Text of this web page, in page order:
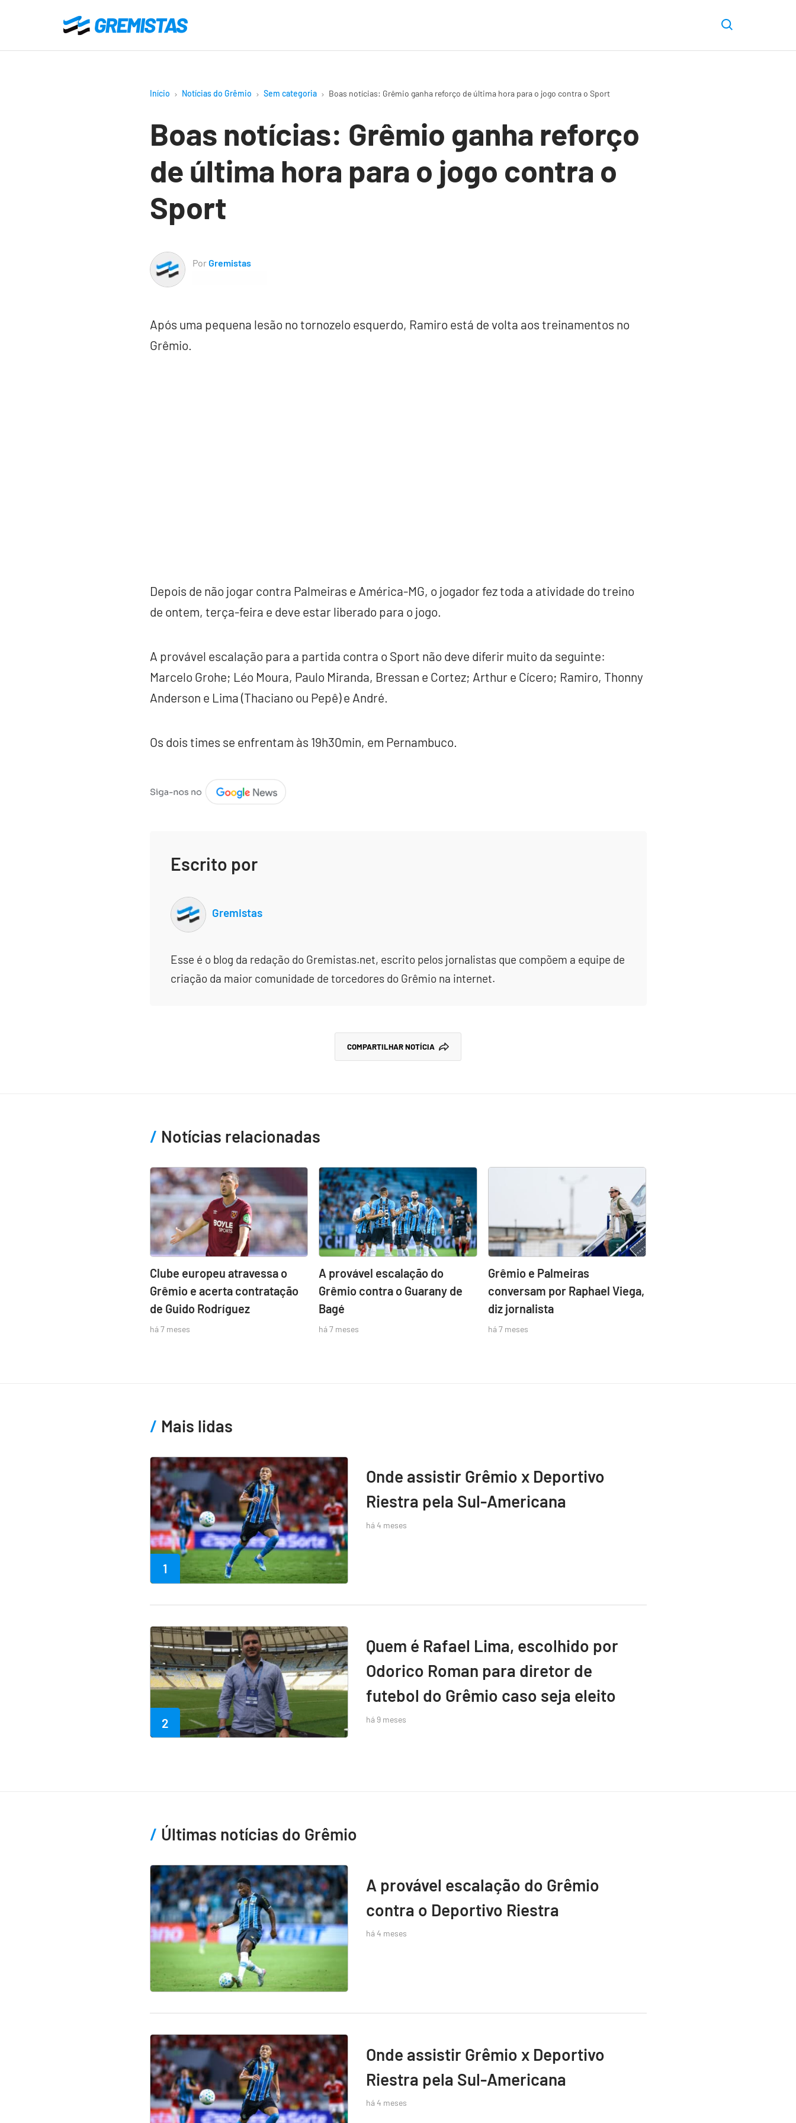
o
Gremistas
Início Notícias do Grêmio Sem categoria Boas notícias: Grêmio ganha reforço de última hora para o jogo contra o Sport
Boas notícias: Grêmio ganha reforço
de última hora para o jogo contra o
Sport
PorGremistas
Após uma pequena lesão no tornozelo esquerdo, Ramiro está de volta aos treinamentos no
Grêmio.
Depois de não jogar contra Palmeiras e América-MG, o jogador fez toda a atividade do treino
de ontem, terça-feira e deve estar liberado para o jogo.
A provável escalação para a partida contra o Sport não deve diferir muito da seguinte:
Marcelo Grohe; Léo Moura, Paulo Miranda, Bressan e Cortez; Arthur e Cícero; Ramiro, Thonny
Anderson e Lima (Thaciano ou Pepê) e André.
Os dois times se enfrentam às 19h30min, em Pernambuco.
Escrito por
Gremistas
Esse é o blog da redação do Gremistas.net, escrito pelos jornalistas que compõem a equipe de
criação da maior comunidade de torcedores do Grêmio na internet.
COMPARTILHAR NOTÍCIA
Notícias relacionadas
Clube europeu atravessa o
Grêmio e acerta contratação
de Guido Rodríguez
há 7 meses
A provável escalação do
Grêmio contra o Guarany de
Bagé
há 7 meses
Grêmio e Palmeiras
conversam por Raphael Viega,
diz jornalista
há 7 meses
Mais lidas
1
Onde assistir Grêmio x Deportivo
Riestra pela Sul-Americana
há 4 meses
2
Quem é Rafael Lima, escolhido por
Odorico Roman para diretor de
futebol do Grêmio caso seja eleito
há 9 meses
Últimas notícias do Grêmio
A provável escalação do Grêmio
contra o Deportivo Riestra
há 4 meses
Onde assistir Grêmio x Deportivo
Riestra pela Sul-Americana
há 4 meses